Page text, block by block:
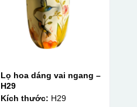
Lọ hoa dáng vai ngang –
H29
Kích thước: H29